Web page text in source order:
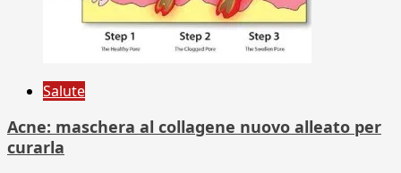
Salute
Acne: maschera al collagene nuovo alleato per
curarla